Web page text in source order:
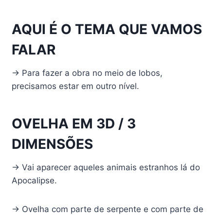
AQUI É O TEMA QUE VAMOS
FALAR
→ Para fazer a obra no meio de lobos,
precisamos estar em outro nível.
OVELHA EM 3D / 3
DIMENSÕES
→ Vai aparecer aqueles animais estranhos lá do
Apocalipse.
→ Ovelha com parte de serpente e com parte de